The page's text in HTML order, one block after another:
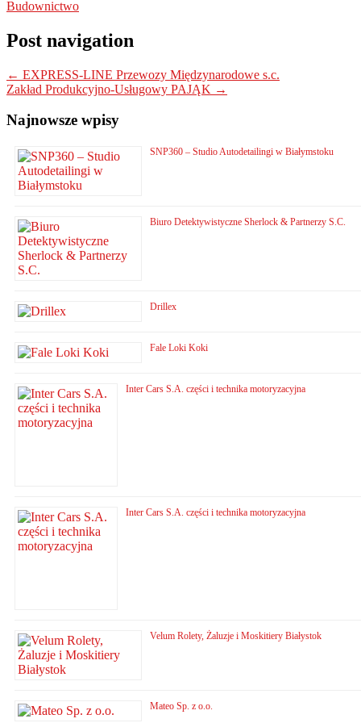
Budownictwo
Post navigation
← EXPRESS-LINE Przewozy Międzynarodowe s.c.
Zakład Produkcyjno-Usługowy PAJĄK →
Najnowsze wpisy
SNP360 – Studio Autodetailingi w Białymstoku
Biuro Detektywistyczne Sherlock & Partnerzy S.C.
Drillex
Fale Loki Koki
Inter Cars S.A. części i technika motoryzacyjna
Inter Cars S.A. części i technika motoryzacyjna
Velum Rolety, Żaluzje i Moskitiery Białystok
Mateo Sp. z o.o.